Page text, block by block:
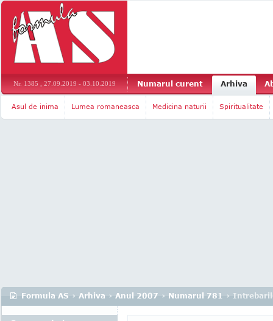
Nr. 1385 , 27.09.2019 - 03.10.2019 Numarul curent Arhiva
Asul de inima Lumea romaneasca Medicina naturii Spiritualitate
Formula AS › Arhiva › Anul 2007 › Numarul 781 ›